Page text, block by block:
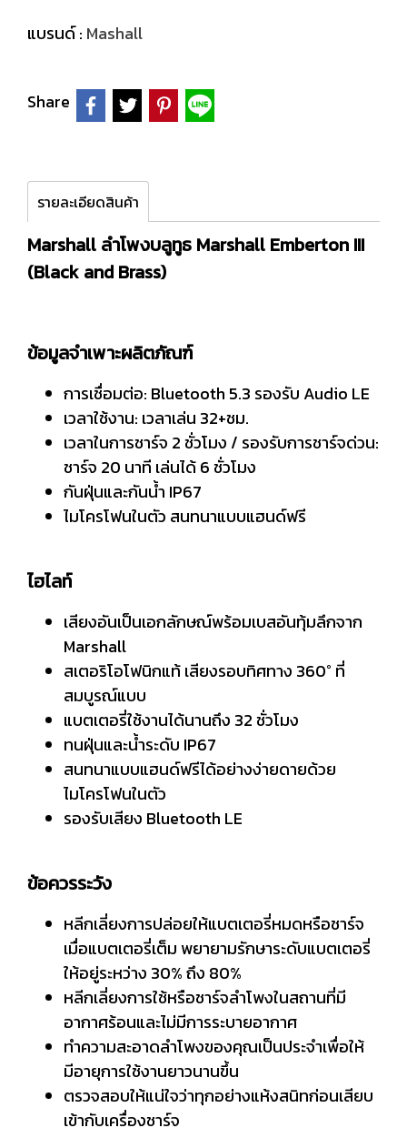
แบรนด์ : Mashall
Share
รายละเอียดสินค้า
Marshall ลำโพงบลูทูธ Marshall Emberton III
(Black and Brass)
ข้อมูลจำเพาะผลิตภัณฑ์
การเชื่อมต่อ: Bluetooth 5.3 รองรับ Audio LE
เวลาใช้งาน: เวลาเล่น 32+ชม.
เวลาในการชาร์จ 2 ชั่วโมง / รองรับการชาร์จด่วน:
ชาร์จ 20 นาที เล่นได้ 6 ชั่วโมง
กันฝุ่นและกันน้ำ IP67
ไมโครโฟนในตัว สนทนาแบบแฮนด์ฟรี
ไฮไลท์
เสียงอันเป็นเอกลักษณ์พร้อมเบสอันทุ้มลึกจาก
Marshall
สเตอริโอโฟนิกแท้ เสียงรอบทิศทาง 360° ที่
สมบูรณ์แบบ
แบตเตอรี่ใช้งานได้นานถึง 32 ชั่วโมง
ทนฝุ่นและน้ำระดับ IP67
สนทนาแบบแฮนด์ฟรีได้อย่างง่ายดายด้วย
ไมโครโฟนในตัว
รองรับเสียง Bluetooth LE
ข้อควรระวัง
หลีกเลี่ยงการปล่อยให้แบตเตอรี่หมดหรือชาร์จ
เมื่อแบตเตอรี่เต็ม พยายามรักษาระดับแบตเตอรี่
ให้อยู่ระหว่าง 30% ถึง 80%
หลีกเลี่ยงการใช้หรือชาร์จลำโพงในสถานที่มี
อากาศร้อนและไม่มีการระบายอากาศ
ทำความสะอาดลำโพงของคุณเป็นประจำเพื่อให้
มีอายุการใช้งานยาวนานขึ้น
ตรวจสอบให้แน่ใจว่าทุกอย่างแห้งสนิทก่อนเสียบ
เข้ากับเครื่องชาร์จ